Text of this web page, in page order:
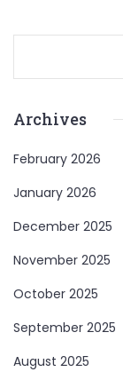
Archives
February 2026
January 2026
December 2025
November 2025
October 2025
September 2025
August 2025